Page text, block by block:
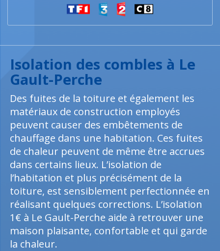
Isolation des combles à Le
Gault-Perche
Des fuites de la toiture et également les
matériaux de construction employés
peuvent causer des embêtements de
chauffage dans une habitation. Ces fuites
de chaleur peuvent de même être accrues
dans certains lieux. L’isolation de
l’habitation et plus précisément de la
toiture, est sensiblement perfectionnée en
réalisant quelques corrections. L’isolation
1€ à Le Gault-Perche aide à retrouver une
maison plaisante, confortable et qui garde
la chaleur.